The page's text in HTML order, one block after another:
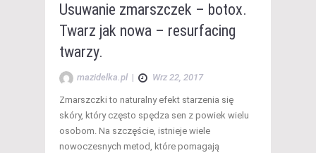
Usuwanie zmarszczek – botox.
Twarz jak nowa – resurfacing
twarzy.
mazidelka.pl | Wrz 22, 2017
Zmarszczki to naturalny efekt starzenia się
skóry, który często spędza sen z powiek wielu
osobom. Na szczęście, istnieje wiele
nowoczesnych metod, które pomagają